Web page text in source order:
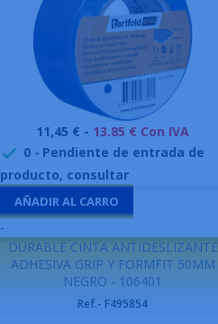
Precio
11,45 € - 13.85 € Con IVA
 0 - Pendiente de entrada de
producto, consultar
AÑADIR AL CARRO
-
DURABLE CINTA ANTIDESLIZANTE
ADHESIVA GRIP Y FORMFIT 50MM
NEGRO - 106401
Ref.- F495854